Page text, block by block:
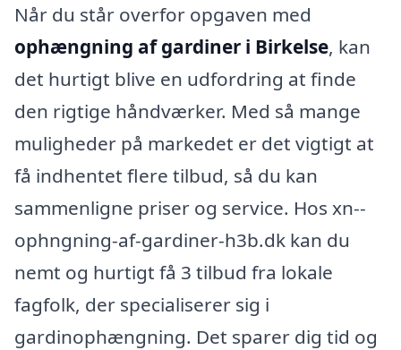
Når du står overfor opgaven med
ophængning af gardiner i Birkelse, kan
det hurtigt blive en udfordring at finde
den rigtige håndværker. Med så mange
muligheder på markedet er det vigtigt at
få indhentet flere tilbud, så du kan
sammenligne priser og service. Hos xn--
ophngning-af-gardiner-h3b.dk kan du
nemt og hurtigt få 3 tilbud fra lokale
fagfolk, der specialiserer sig i
gardinophængning. Det sparer dig tid og